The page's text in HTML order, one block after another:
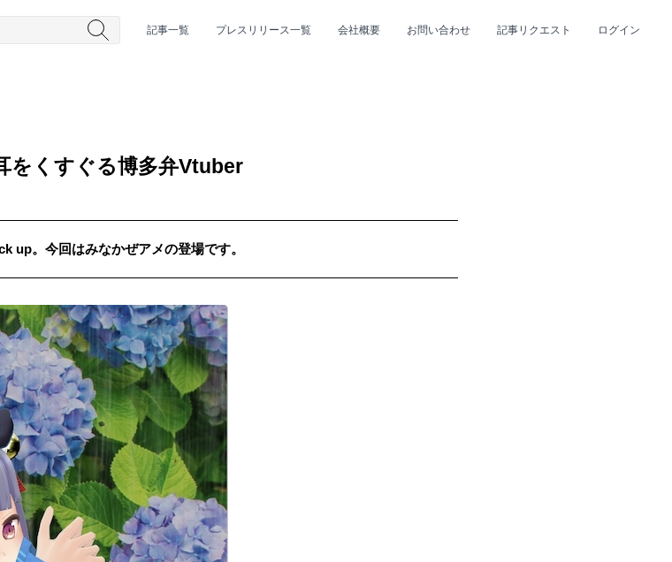
記事一覧 プレスリリース一覧 会社概要 お問い合わせ 記事リクエスト ログイン
ンガー #ヒップホップ #男性シンガーグループ #R&B/ソウル
くすぐる博多弁Vtuber
up。今回はみなかぜアメの登場です。